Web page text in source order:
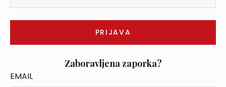
Zaboravljena zaporka?
EMAIL